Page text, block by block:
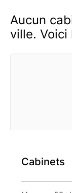
Cabinets
Aucun
ville. Voici